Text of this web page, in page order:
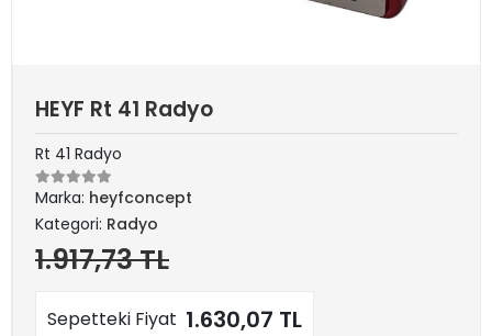
HEYF Rt 41 Radyo
Rt 41 Radyo
Marka: heyfconcept
Kategori: Radyo
1.917,73 TL
Sepetteki Fiyat 1.630,07 TL